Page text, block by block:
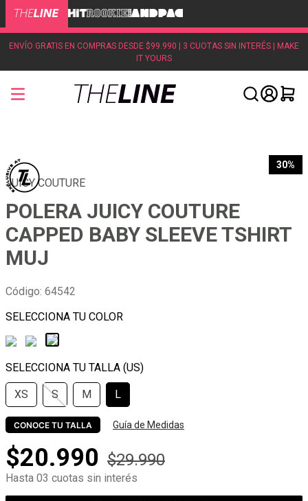
ENVÍO GRATIS EN COMPRAS DESDE $99.990 | 3 CUOTAS SIN INTERÉS | MAKE
IT YOURS
30%
JUICY COUTURE
POLERA JUICY COUTURE
CAPPED BABY SLEEVE TSHIRT
MUJ
Código: 64542
XS S M L
CONOCE TU TALLA Guía de Medidas
$20.990 $29.990
Hasta 03 cuotas sin interés